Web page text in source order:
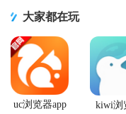
大家都在玩
uc浏览器app
kiwi浏